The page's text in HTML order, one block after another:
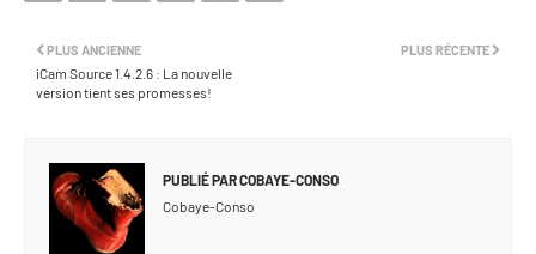
PLUS RÉCENTE
PLUS ANCIENNE
iCam Source 1.4.2.6 : La nouvelle
version tient ses promesses!
PUBLIÉ PARCOBAYE-CONSO
Cobaye-Conso